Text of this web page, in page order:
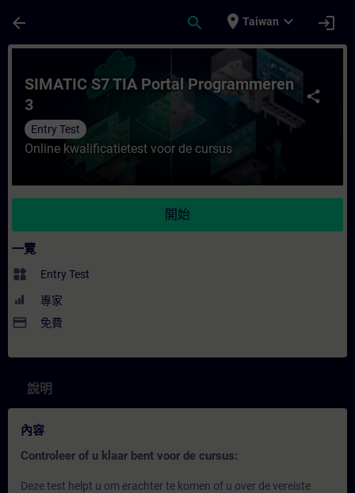
arrow_back search place Taiwan expand_more login
課程 - SIMATIC S7 TIA Portal
share
SIMATIC S7 TIA Portal Programmeren
3
Entry Test
Online kwalificatietest voor de cursus
開始
一覽
widgets Entry Test
專家
payment 免費
說明
內容
Controleer of u klaar bent voor de cursus:
Deze test helpt u om erachter te komen of u over de vereiste